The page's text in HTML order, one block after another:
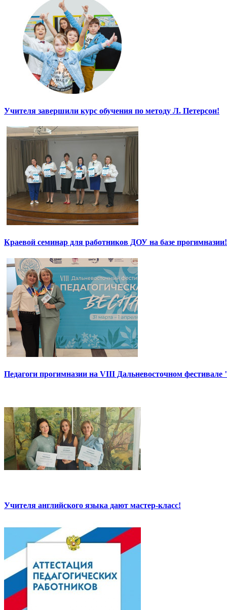
Учителя завершили курс обучения по методу Л. Петерсон!
Краевой семинар для работников ДОУ на базе прогимназии!
Педагоги прогимназии на VIII Дальневосточном фестивале
Учителя английского языка дают мастер-класс!